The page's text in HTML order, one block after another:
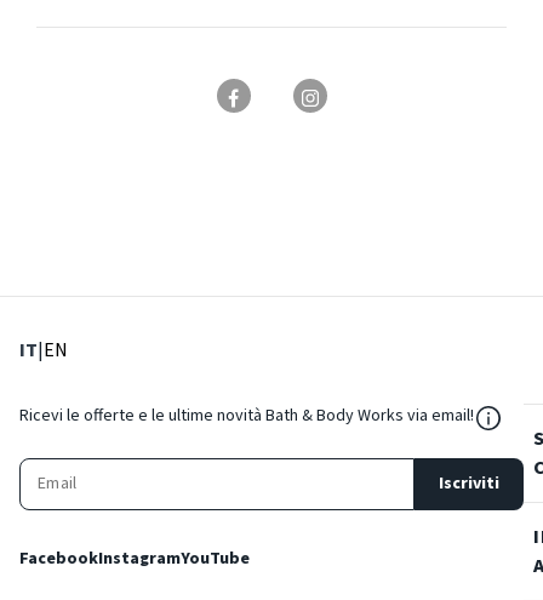
IT: Lingua corrente
|EN
Ricevi le offerte e le ultime novità Bath & Body Works via email!
Iscriviti
FacebookInstagramYouTube